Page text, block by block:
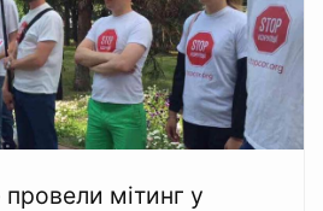
провели мітинг у